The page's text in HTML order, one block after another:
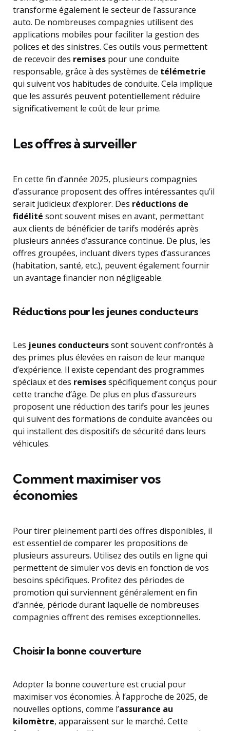
transforme également le secteur de l’assurance
auto. De nombreuses compagnies utilisent des
applications mobiles pour faciliter la gestion des
polices et des sinistres. Ces outils vous permettent
de recevoir des remises pour une conduite
responsable, grâce à des systèmes de télémetrie
qui suivent vos habitudes de conduite. Cela implique
que les assurés peuvent potentiellement réduire
significativement le coût de leur prime.
Les offres à surveiller
En cette fin d’année 2025, plusieurs compagnies
d’assurance proposent des offres intéressantes qu’il
serait judicieux d’explorer. Des réductions de
fidélité sont souvent mises en avant, permettant
aux clients de bénéficier de tarifs modérés après
plusieurs années d’assurance continue. De plus, les
offres groupées, incluant divers types d’assurances
(habitation, santé, etc.), peuvent également fournir
un avantage financier non négligeable.
Réductions pour les jeunes conducteurs
Les jeunes conducteurssont souvent confrontés à
des primes plus élevées en raison de leur manque
d’expérience. Il existe cependant des programmes
spéciaux et des remisesspécifiquement conçus pour
cette tranche d’âge. De plus en plus d’assureurs
proposent une réduction des tarifs pour les jeunes
qui suivent des formations de conduite avancées ou
qui installent des dispositifs de sécurité dans leurs
véhicules.
Comment maximiser vos
économies
Pour tirer pleinement parti des offres disponibles, il
est essentiel de comparer les propositions de
plusieurs assureurs. Utilisez des outils en ligne qui
permettent de simuler vos devis en fonction de vos
besoins spécifiques. Profitez des périodes de
promotion qui surviennent généralement en fin
d’année, période durant laquelle de nombreuses
compagnies offrent des remises exceptionnelles.
Choisir la bonne couverture
Adopter la bonne couverture est crucial pour
maximiser vos économies. À l’approche de 2025, de
nouvelles options, comme l’assurance au
kilomètre, apparaissent sur le marché. Cette